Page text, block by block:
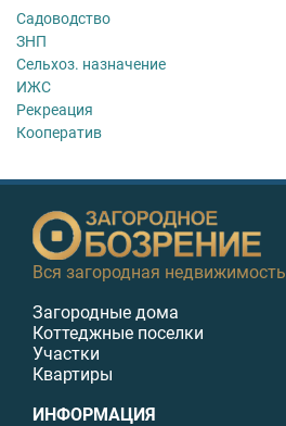
Садоводство
ЗНП
Сельхоз. назначение
ИЖС
Рекреация
Кооператив
Вся загородная недвижимость
Загородные дома
Коттеджные поселки
Участки
Квартиры
ИНФОРМАЦИЯ